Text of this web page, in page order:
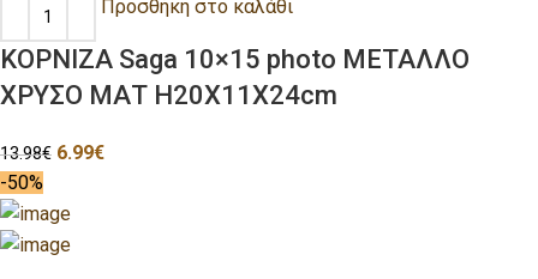
Προσθήκη στο καλάθι
ΚΟΡΝΙΖΑ Saga 10×15 photo ΜΕΤΑΛΛΟ
ΧΡΥΣΟ ΜΑΤ H20Χ11Χ24cm
13.98€ 6.99€
-50%